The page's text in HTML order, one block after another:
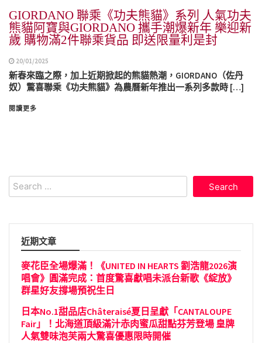
GIORDANO 聯乘《功夫熊貓》系列 人氣功夫
熊貓阿寶與GIORDANO 攜手潮爆新年 樂迎新
歲 購物滿2件聯乘貨品 即送限量利是封
20/01/2025
新春來臨之際，加上近期掀起的熊貓熱潮，GIORDANO（佐丹
奴）驚喜聯乘《功夫熊貓》為農曆新年推出一系列多款時 […]
閱讀更多
Search
for:
近期文章
麥花臣全場爆滿！《UNITED IN HEARTS 劉浩龍2026演
唱會》圓滿完成：首度驚喜獻唱未派台新歌《綻放》
群星好友撐場預祝生日
日本No.1甜品店Châteraisé夏日呈獻「CANTALOUPE
Fair」！北海道頂級滿汁赤肉蜜瓜甜點芬芳登場 皇牌
人氣雙味泡芙兩大驚喜優惠限時開催